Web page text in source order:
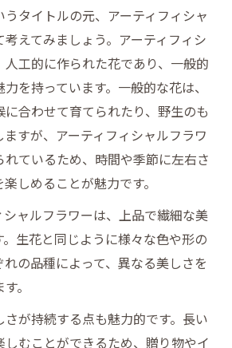
タイトルの元、アーティフィシャ
えてみましょう。アーティフィシ
人工的に作られた花であり、一般的
を持っています。一般的な花は、
合わせて育てられたり、野生のも
すが、アーティフィシャルフラワ
ているため、時間や季節に左右さ
しめることが魅力です。
シャルフラワーは、上品で繊細な美
。生花と同じように様々な色や形の
の品種によって、異なる美しさを
。
が持続する点も魅力的です。長い
むことができるため、贈り物やイ